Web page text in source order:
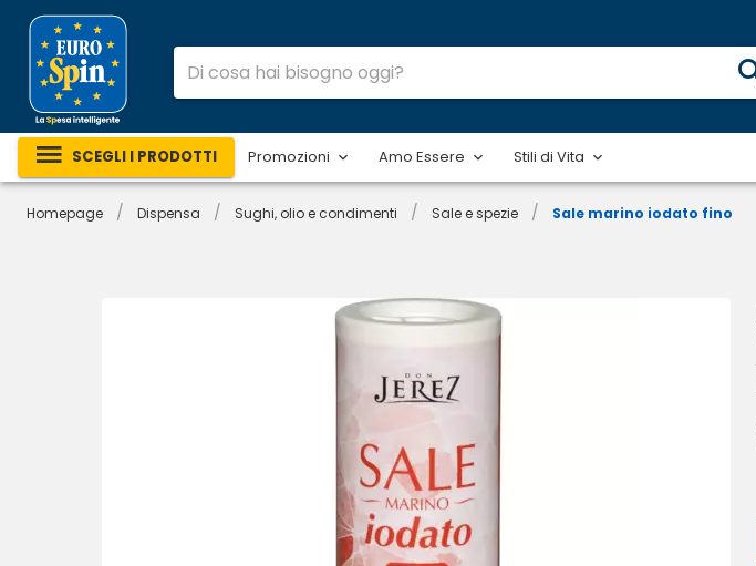
SCEGLI I PRODOTTI Promozioni Amo Essere Stili di Vita
Homepage / Dispensa / Sughi, olio e condimenti / Sale e spezie / Sale marino iodato fino